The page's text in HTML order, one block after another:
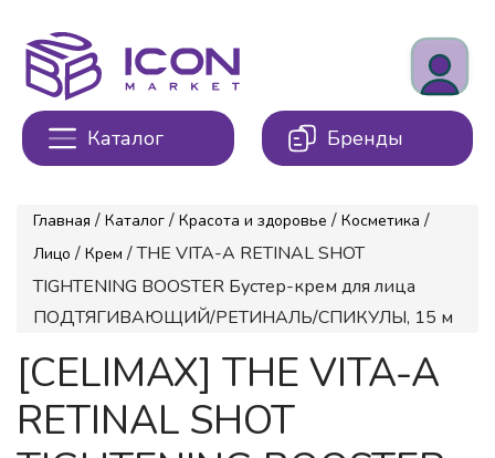
Каталог Бренды
Главная / Каталог / Красота и здоровье / Косметика /
Лицо / Крем / THE VITA-A RETINAL SHOT
TIGHTENING BOOSTER Бустер-крем для лица
ПОДТЯГИВАЮЩИЙ/РЕТИНАЛЬ/СПИКУЛЫ, 15 м
[CELIMAX] THE VITA-A
RETINAL SHOT